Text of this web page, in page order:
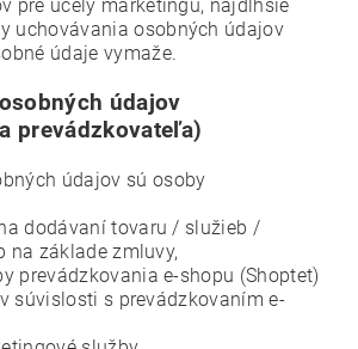
pre účely marketingu, najdlhšie
uchovávania osobných údajov
údaje vymaže.
údajov
prevádzkovateľa)
údajov sú osoby
dodávaní tovaru / služieb /
na základe zmluvy,
prevádzkovania e-shopu (Shoptet)
súvislosti s prevádzkovaním e-